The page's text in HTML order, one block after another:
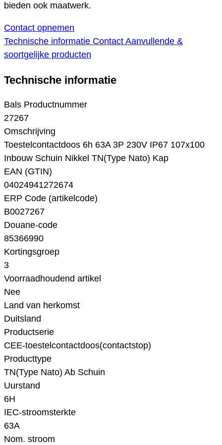
bieden ook maatwerk.
Contact opnemen
Technische informatie Contact Aanvullende &
soortgelijke producten
Technische informatie
Bals Productnummer
27267
Omschrijving
Toestelcontactdoos 6h 63A 3P 230V IP67 107x100
Inbouw Schuin Nikkel TN(Type Nato) Kap
EAN (GTIN)
04024941272674
ERP Code (artikelcode)
B0027267
Douane-code
85366990
Kortingsgroep
3
Voorraadhoudend artikel
Nee
Land van herkomst
Duitsland
Productserie
CEE-toestelcontactdoos(contactstop)
Producttype
TN(Type Nato) Ab Schuin
Uurstand
6H
IEC-stroomsterkte
63A
Nom. stroom